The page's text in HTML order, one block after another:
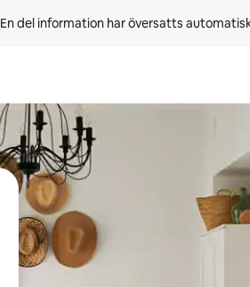
En del information har översatts